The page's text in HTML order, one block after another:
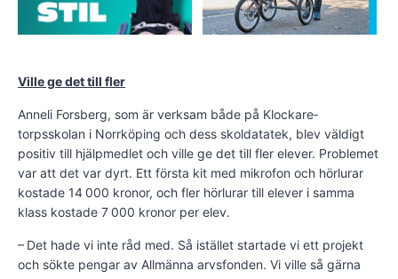
Ville ge det till fler
Anneli Forsberg, som är verksam både på Klockare­
torpsskolan i Norrköping och dess skoldatatek, blev väldigt
positiv till hjälpmedlet och ville ge det till fler elever. Problemet
var att det var dyrt. Ett första kit med mikrofon och hörlurar
kostade 14 000 kronor, och fler hörlurar till elever i samma
klass kostade 7 000 kronor per elev.
– Det hade vi inte råd med. Så istället startade vi ett projekt
och sökte pengar av Allmänna arvsfonden. Vi ville så gärna